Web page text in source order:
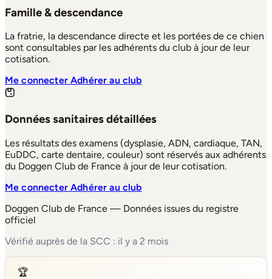
Famille & descendance
La fratrie, la descendance directe et les portées de ce chien
sont consultables par les adhérents du club à jour de leur
cotisation.
Me connecterAdhérer au club
Données sanitaires détaillées
Les résultats des examens (dysplasie, ADN, cardiaque, TAN,
EuDDC, carte dentaire, couleur) sont réservés aux adhérents
du Doggen Club de France à jour de leur cotisation.
Me connecterAdhérer au club
Doggen Club de France — Données issues du registre
officiel
Vérifié auprès de la SCC : il y a 2 mois
🏆